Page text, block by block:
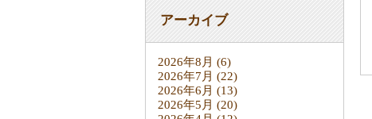
アーカイブ
2026年8月 (6)
2026年7月 (22)
2026年6月 (13)
2026年5月 (20)